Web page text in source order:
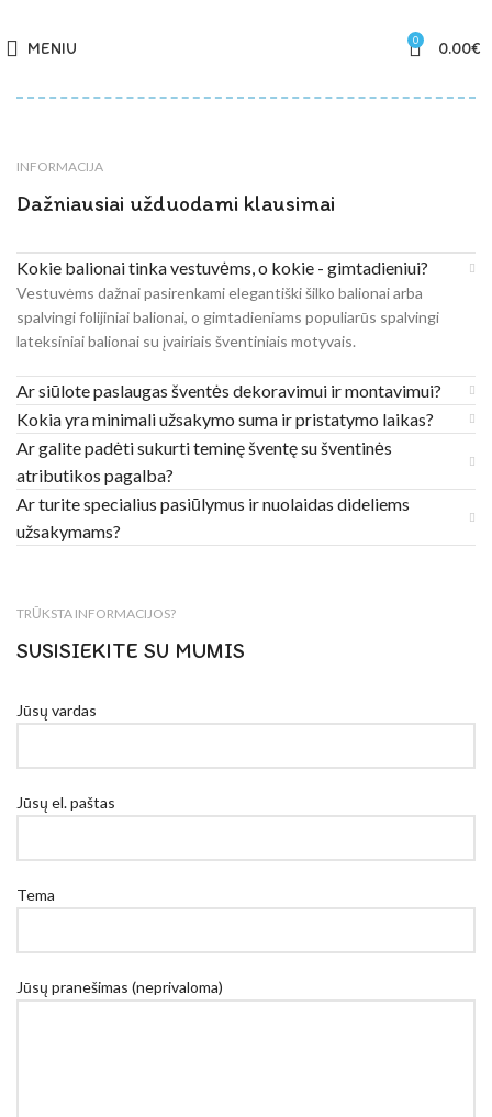
MENIU 0 0.00€
INFORMACIJA
Dažniausiai užduodami klausimai
Kokie balionai tinka vestuvėms, o kokie - gimtadieniui?
Vestuvėms dažnai pasirenkami elegantiški šilko balionai arba
spalvingi folijiniai balionai, o gimtadieniams populiarūs spalvingi
lateksiniai balionai su įvairiais šventiniais motyvais.
Ar siūlote paslaugas šventės dekoravimui ir montavimui?
Kokia yra minimali užsakymo suma ir pristatymo laikas?
Ar galite padėti sukurti teminę šventę su šventinės
atributikos pagalba?
Ar turite specialius pasiūlymus ir nuolaidas dideliems
užsakymams?
TRŪKSTA INFORMACIJOS?
SUSISIEKITE SU MUMIS
Jūsų vardas
Jūsų el. paštas
Tema
Jūsų pranešimas (neprivaloma)